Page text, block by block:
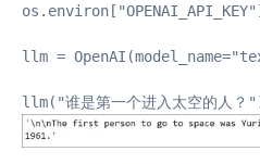
llm =
llm("谁是第一个进入太空的人？